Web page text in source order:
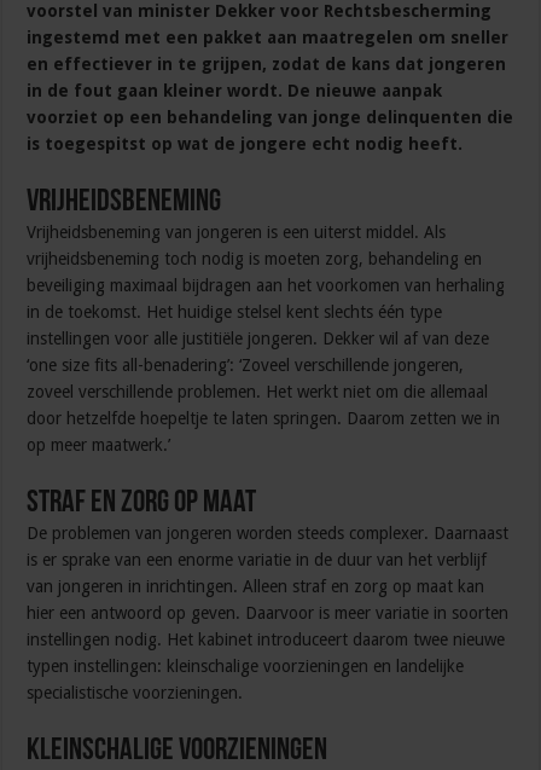
voorstel van minister Dekker voor Rechtsbescherming
ingestemd met een pakket aan maatregelen om sneller
en effectiever in te grijpen, zodat de kans dat jongeren
in de fout gaan kleiner wordt. De nieuwe aanpak
voorziet op een behandeling van jonge delinquenten die
is toegespitst op wat de jongere echt nodig heeft.
Vrijheidsbeneming
Vrijheidsbeneming van jongeren is een uiterst middel. Als
vrijheidsbeneming toch nodig is moeten zorg, behandeling en
beveiliging maximaal bijdragen aan het voorkomen van herhaling
in de toekomst. Het huidige stelsel kent slechts één type
instellingen voor alle justitiële jongeren. Dekker wil af van deze
‘one size fits all-benadering’: ‘Zoveel verschillende jongeren,
zoveel verschillende problemen. Het werkt niet om die allemaal
door hetzelfde hoepeltje te laten springen. Daarom zetten we in
op meer maatwerk.’
Straf en zorg op maat
De problemen van jongeren worden steeds complexer. Daarnaast
is er sprake van een enorme variatie in de duur van het verblijf
van jongeren in inrichtingen. Alleen straf en zorg op maat kan
hier een antwoord op geven. Daarvoor is meer variatie in soorten
instellingen nodig. Het kabinet introduceert daarom twee nieuwe
typen instellingen: kleinschalige voorzieningen en landelijke
specialistische voorzieningen.
Kleinschalige voorzieningen